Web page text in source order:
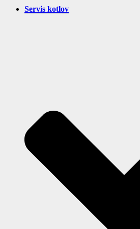
Servis kotlov